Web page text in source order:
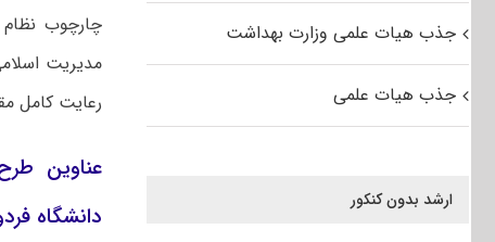
چارچوب
مدیریت
رعایت کامل
دانشگاه
جذب هیات علمی وزارت بهداشت
جذب هیات علمی
ارشد بدون کنکور